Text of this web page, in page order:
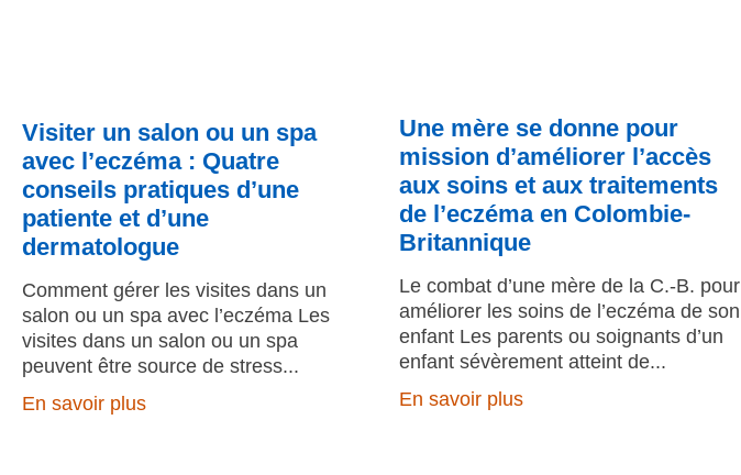
Visiter un salon ou un spa
avec l’eczéma : Quatre
conseils pratiques d’une
patiente et d’une
dermatologue
Comment gérer les visites dans un
salon ou un spa avec l’eczéma Les
visites dans un salon ou un spa
peuvent être source de stress
En savoir plus
Une mère se donne pour
mission d’améliorer l’accès
aux soins et aux traitements
de l’eczéma en Colombie-
Britannique
Le combat d’une mère de la C.-B. pour
améliorer les soins de l’eczéma de son
enfant Les parents ou soignants d’un
enfant sévèrement atteint de
En savoir plus